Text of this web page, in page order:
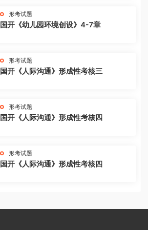
形考试题
国开《幼儿园环境创设》4-7章
形考试题
国开《人际沟通》形成性考核三
形考试题
国开《人际沟通》形成性考核四
形考试题
国开《人际沟通》形成性考核四